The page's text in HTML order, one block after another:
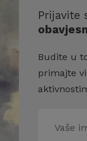
Prijavite
Budite u
primajte